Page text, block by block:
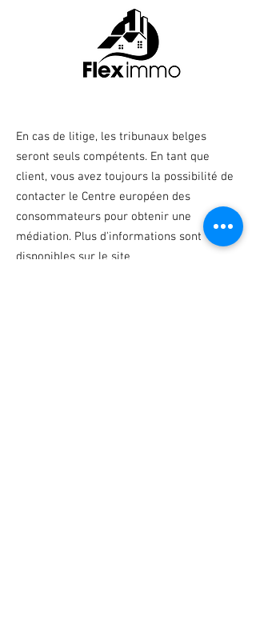
En cas de litige, les tribunaux belges
seront seuls compétents. En tant que
client, vous avez toujours la possibilité de
contacter le Centre européen des
consommateurs pour obtenir une
médiation. Plus d'informations sont
disponibles sur le site